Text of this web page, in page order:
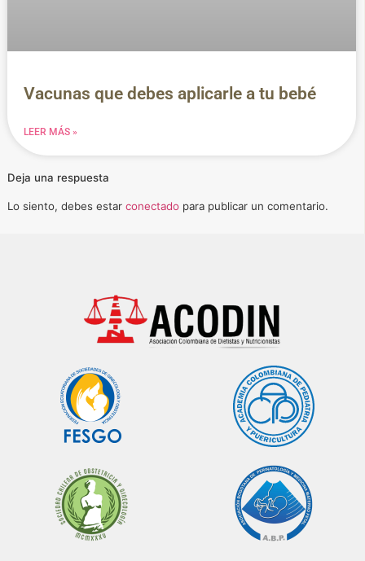
Vacunas que debes aplicarle a tu bebé
LEER MÁS »
Deja una respuesta
Lo siento, debes estar conectado para publicar un comentario.